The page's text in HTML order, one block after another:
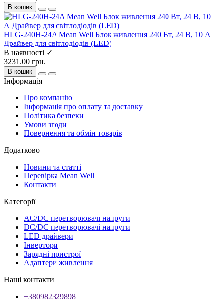
В кошик
HLG-240H-24A Mean Well Блок живлення 240 Вт, 24 В, 10 А
Драйвер для світлодіодів (LED)
В наявності ✓
3231.00 грн.
В кошик
Інформація
Про компанію
Інформація про оплату та доставку
Політика безпеки
Умови згоди
Повернення та обмін товарів
Додатково
Новини та статті
Перевірка Mean Well
Контакти
Категорії
AC/DC перетворювачі напруги
DC/DC перетворювачі напруги
LED драйвери
Інвертори
Зарядні пристрої
Адаптери живлення
Наші контакти
+380982329898